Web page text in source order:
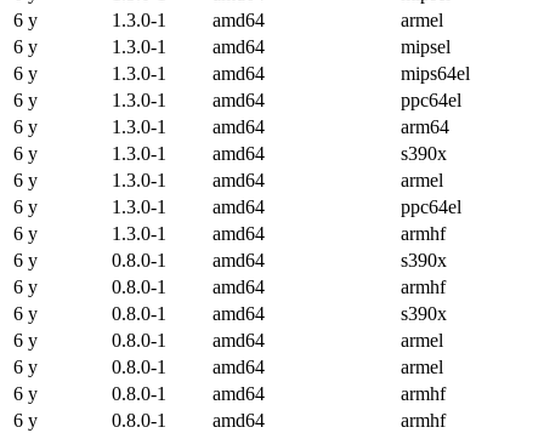
6 y
1.3.0-1 amd64
armel
6 y
1.3.0-1 amd64
mipsel
6 y
1.3.0-1 amd64
mips64el
6 y
1.3.0-1 amd64
ppc64el
6 y
1.3.0-1 amd64
arm64
6 y
1.3.0-1 amd64
s390x
6 y
1.3.0-1 amd64
armel
6 y
1.3.0-1 amd64
ppc64el
6 y
1.3.0-1 amd64
armhf
6 y
0.8.0-1 amd64
s390x
6 y
0.8.0-1 amd64
armhf
6 y
0.8.0-1 amd64
s390x
6 y
0.8.0-1 amd64
armel
6 y
0.8.0-1 amd64
armel
6 y
0.8.0-1 amd64
armhf
6 y
0.8.0-1 amd64
armhf